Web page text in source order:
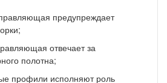
предупреждает
отвечает за
полотна;
профили исполняют роль